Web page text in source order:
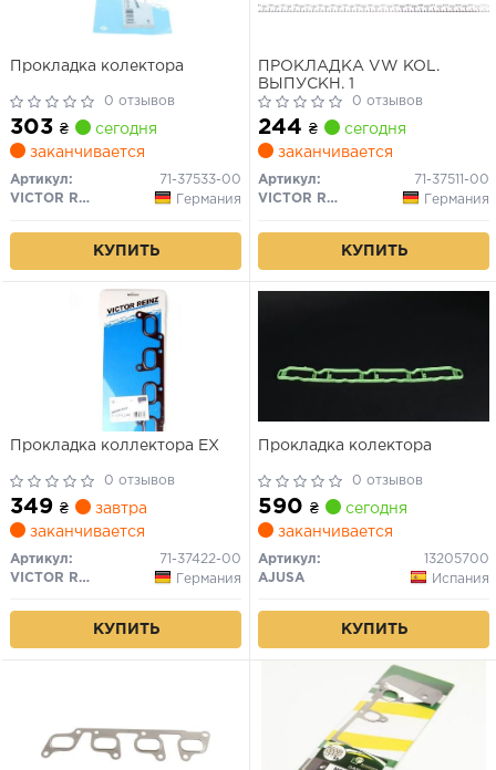
Прокладка колектора
0 отзывов
303 ₴
сегодня
заканчивается
Артикул:
71-37533-00
VICTOR REINZ
Германия
КУПИТЬ
ПРОКЛАДКА VW KOL.
ВЫПУСКН. 1
0 отзывов
244 ₴
сегодня
заканчивается
Артикул:
71-37511-00
VICTOR REINZ
Германия
КУПИТЬ
Прокладка коллектора EX
0 отзывов
349 ₴
завтра
заканчивается
Артикул:
71-37422-00
VICTOR REINZ
Германия
КУПИТЬ
Прокладка колектора
0 отзывов
590 ₴
сегодня
заканчивается
Артикул:
13205700
AJUSA
Испания
КУПИТЬ